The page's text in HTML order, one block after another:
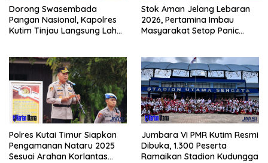
Dorong Swasembada
Pangan Nasional, Kapolres
Kutim Tinjau Langsung Lahan
Stok Aman Jelang Lebaran
2026, Pertamina Imbau
Masyarakat Setop Panic
Polres Kutai Timur Siapkan
Pengamanan Nataru 2025
Sesuai Arahan Korlantas
Jumbara VI PMR Kutim Resmi
Dibuka, 1.300 Peserta
Ramaikan Stadion Kudungga